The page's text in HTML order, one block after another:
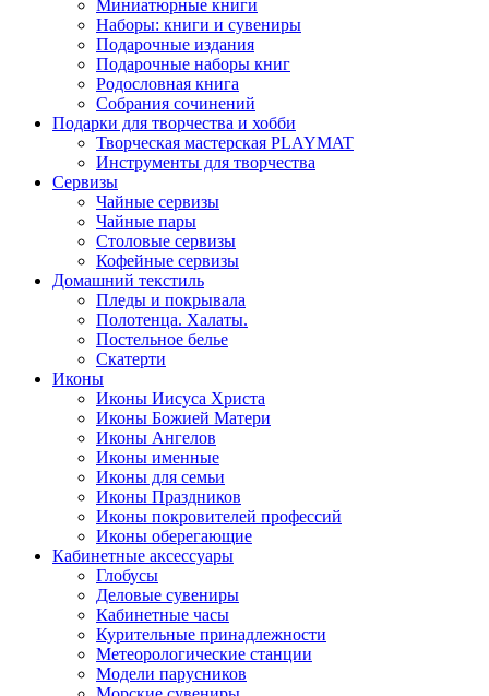
Миниатюрные книги
Наборы: книги и сувениры
Подарочные издания
Подарочные наборы книг
Родословная книга
Собрания сочинений
Подарки для творчества и хобби
Творческая мастерская PLAYMAT
Инструменты для творчества
Cервизы
Чайные сервизы
Чайные пары
Столовые сервизы
Кофейные сервизы
Домашний текстиль
Пледы и покрывала
Полотенца. Халаты.
Постельное белье
Скатерти
Иконы
Иконы Иисуса Христа
Иконы Божией Матери
Иконы Ангелов
Иконы именные
Иконы для семьи
Иконы Праздников
Иконы покровителей профессий
Иконы оберегающие
Кабинетные аксессуары
Глобусы
Деловые сувениры
Кабинетные часы
Курительные принадлежности
Метеорологические станции
Модели парусников